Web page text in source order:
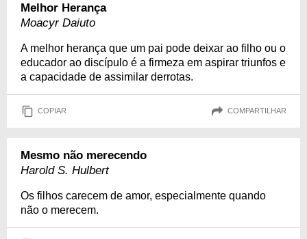
Melhor Herança
Moacyr Daiuto
A melhor herança que um pai pode deixar ao filho ou o
educador ao discípulo é a firmeza em aspirar triunfos e
a capacidade de assimilar derrotas.
COPIAR COMPARTILHAR
Mesmo não merecendo
Harold S. Hulbert
Os filhos carecem de amor, especialmente quando
não o merecem.